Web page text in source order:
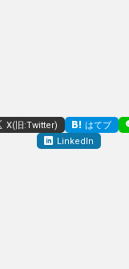
X(旧:Twitter) はてブ
LinkedIn